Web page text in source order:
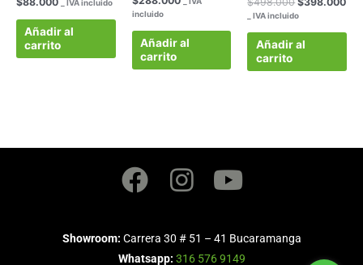
_ IVA incluido
Añadir al
carrito
incluido
Añadir al
carrito
_ IVA incluido
Añadir al
carrito
Facebook
Instagram
Youtube
Showroom: Carrera 30 # 51 – 41 Bucaramanga
Whatsapp: 316 576 9149